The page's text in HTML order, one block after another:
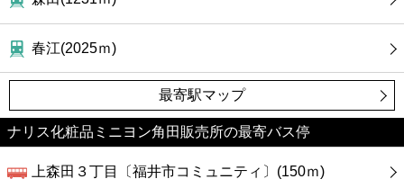
公共
病院
ホテル
春江(2025ｍ)
最寄駅マップ
ナリス化粧品ミニヨン角田販売所の最寄バス停
上森田３丁目〔福井市コミュニティ〕(150ｍ)